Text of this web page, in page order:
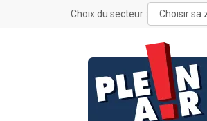
Choix du secteur :